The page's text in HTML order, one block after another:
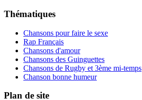
Thématiques
Chansons pour faire le sexe
Rap Français
Chansons d'amour
Chansons des Guinguettes
Chansons de Rugby et 3ème mi-temps
Chanson bonne humeur
Plan de site